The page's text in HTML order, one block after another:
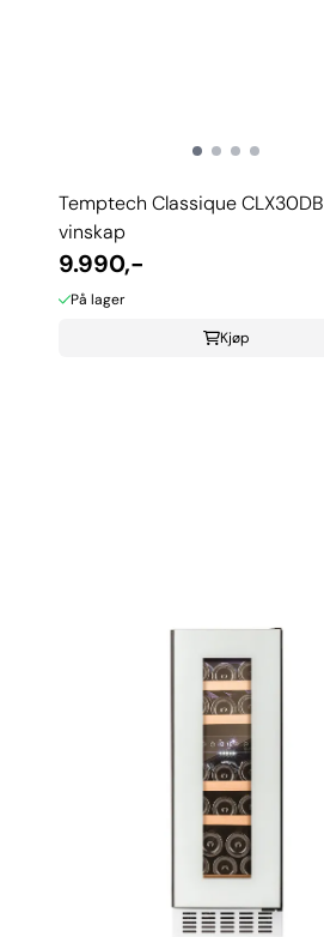
Temptech Classique CLX30DB
vinskap
9.990,-
På lager
Kjøp